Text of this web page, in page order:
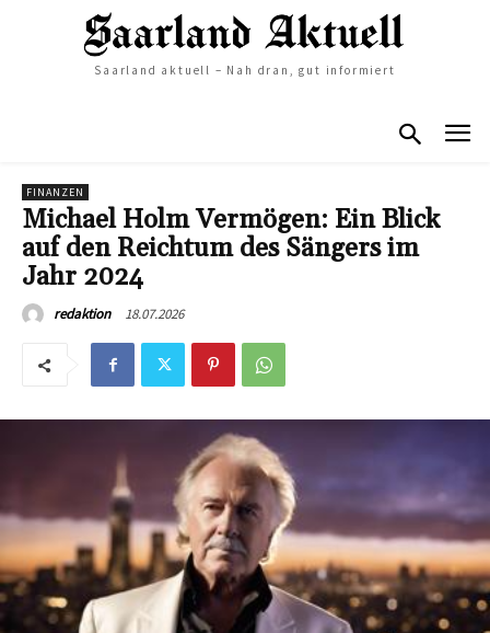
Saarland aktuell – Nah dran, gut informiert
FINANZEN
Michael Holm Vermögen: Ein Blick
auf den Reichtum des Sängers im
Jahr 2024
redaktion 18.07.2026